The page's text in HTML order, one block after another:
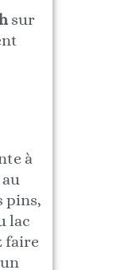
sur
à
pins,
lac
faire